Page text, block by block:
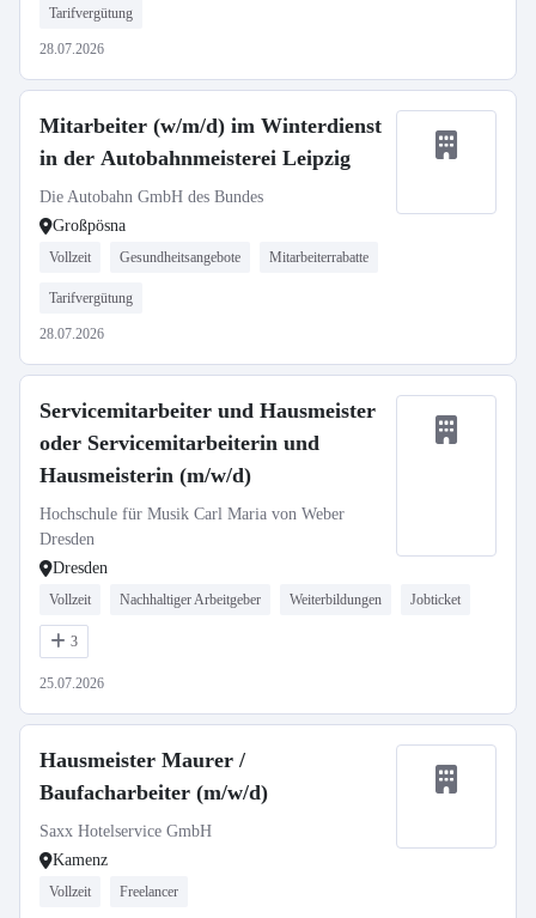
Tarifvergütung
28.07.2026
Mitarbeiter (w/m/d) im Winterdienst
in der Autobahnmeisterei Leipzig
Die Autobahn GmbH des Bundes
Großpösna
Vollzeit Gesundheitsangebote Mitarbeiterrabatte
Tarifvergütung
28.07.2026
Servicemitarbeiter und Hausmeister
oder Servicemitarbeiterin und
Hausmeisterin (m/w/d)
Hochschule für Musik Carl Maria von Weber
Dresden
Dresden
Vollzeit Nachhaltiger Arbeitgeber Weiterbildungen Jobticket
3
25.07.2026
Hausmeister Maurer /
Baufacharbeiter (m/w/d)
Saxx Hotelservice GmbH
Kamenz
Vollzeit Freelancer